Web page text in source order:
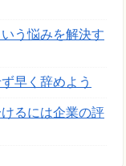
う悩みを解決す
早く辞めよう
るには企業の評